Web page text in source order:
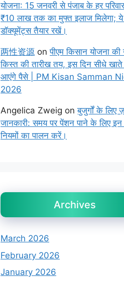
योजना: 15 जनवरी से पंजाब के हर
₹10 लाख तक का मुफ्त इलाज मिलेगा; ये
डॉक्यूमेंट्स तैयार रखें।
两性资源 onपीएम किसान योजना की
किस्त की तारीख तय, इस दिन सीधे
आएंगे पैसे | PM Kisan Samman
2026
Angelica Zweig onबुजुर्गों के लिए
जानकारी: समय पर पेंशन पाने के लिए इन
नियमों का पालन करें।
Archives
March 2026
February 2026
January 2026